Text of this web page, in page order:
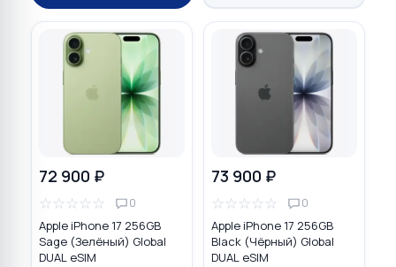
72 900 ₽
☆☆☆☆☆ 0
Apple iPhone 17 256GB
Sage (Зелёный) Global
DUAL eSIM
73 900 ₽
☆☆☆☆☆ 0
Apple iPhone 17 256GB
Black (Чёрный) Global
DUAL eSIM